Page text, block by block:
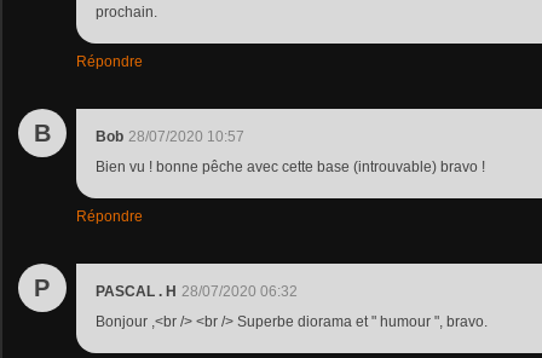
prochain.
Répondre
B Bob 28/07/2020 10:57
Bien vu ! bonne pêche avec cette base (introuvable) bravo !
Répondre
P PASCAL . H 28/07/2020 06:32
Bonjour ,<br /> <br /> Superbe diorama et " humour ", bravo.